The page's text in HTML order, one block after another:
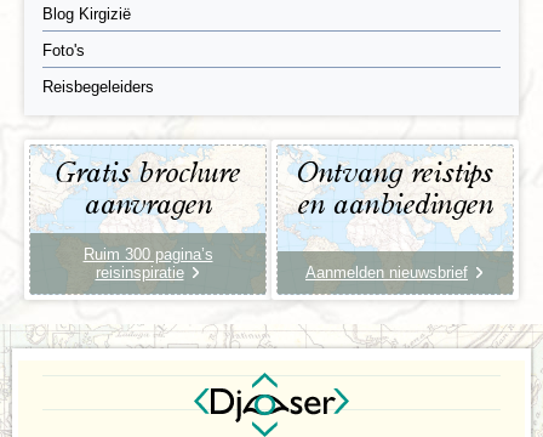
Blog Kirgizië
Foto's
Reisbegeleiders
Gratis brochure
aanvragen
Ruim 300 pagina’s
reisinspiratie
Ontvang reistips
en aanbiedingen
Aanmelden nieuwsbrief